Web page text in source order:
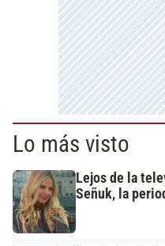
Lo más visto
Lejos de la
Señuk, la